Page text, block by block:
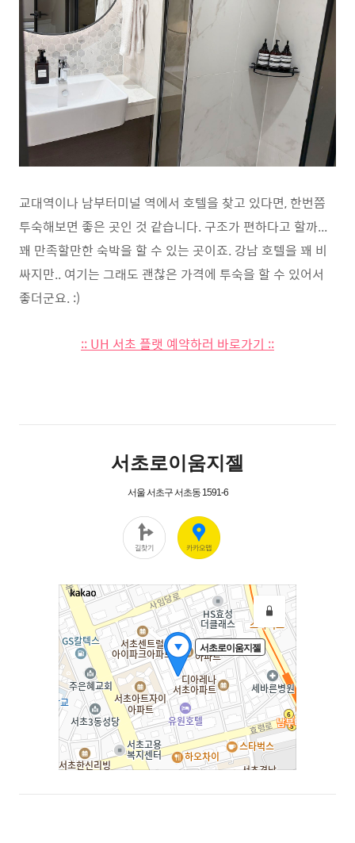
교대역이나 남부터미널 역에서 호텔을 찾고 있다면, 한번쯤
투숙해보면 좋은 곳인 것 같습니다. 구조가 편하다고 할까...
꽤 만족할만한 숙박을 할 수 있는 곳이죠. 강남 호텔을 꽤 비
싸지만.. 여기는 그래도 괜찮은 가격에 투숙을 할 수 있어서
좋더군요. :)
:: UH 서초 플랫 예약하러 바로가기 ::